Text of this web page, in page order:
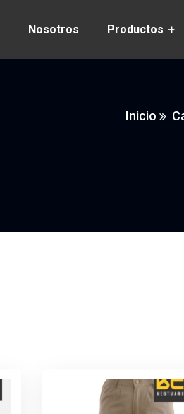
Nosotros Productos
Inicio